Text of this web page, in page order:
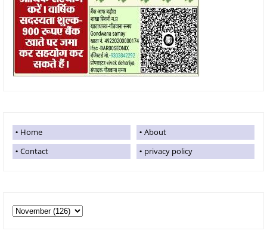
Home
About
Contact
privacy policy